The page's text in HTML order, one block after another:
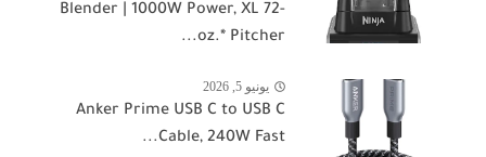
Blender | 1000W Power, XL 72-
oz.* Pitcher...
يونيو 5, 2026
Anker Prime USB C to USB C
Cable, 240W Fast...